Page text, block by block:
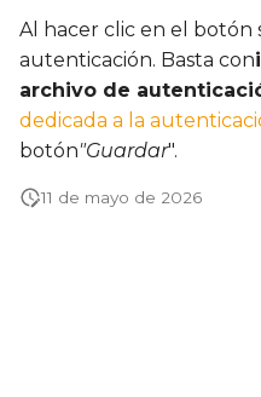
n
d
o
b
ú
Al hacer clic en el botón
autenticación. Basta con
archivo de
dedicada a la
botón"Guardar".
11 de mayo de 2026